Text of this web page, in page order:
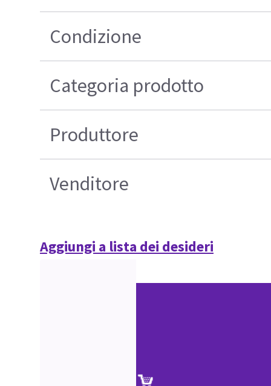
Condizione
Categoria prodotto
Produttore
Venditore
Aggiungi a lista dei desideri